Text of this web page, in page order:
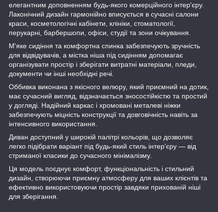
елегантним доповненням будь-якого комерційного інтер'єру.
Лаконічний дизайн гармонійно вписується в сучасні салони
краси, косметологічні кабінети, клініки, стоматології,
перукарні, барбершопи, офіси, студії та зони очікування.
М'яке сидіння та комфортна спинка забезпечують зручність
для відвідувачів, а містка ніша під сидінням допомагає
організувати простір і зберігати витратні матеріали, пледи,
документи чи інші необхідні речі.
Оббивка виконана з якісного велюру, який приємний на дотик,
має сучасний вигляд, відзначається зносостійкістю та простий
у догляді. Надійний каркас і хромовані металеві ніжки
забезпечують міцність конструкції та довговічність навіть за
інтенсивного використання.
Диван доступний у широкій палітрі кольорів, що дозволяє
легко підібрати варіант під будь-який стиль інтер'єру — від
стриманої класики до сучасного мінімалізму.
Ця модель поєднує комфорт, функціональність і стильний
дизайн, створюючи приємну атмосферу для ваших клієнтів та
ефективно використовуючи простір завдяки прихованій ніші
для зберігання.